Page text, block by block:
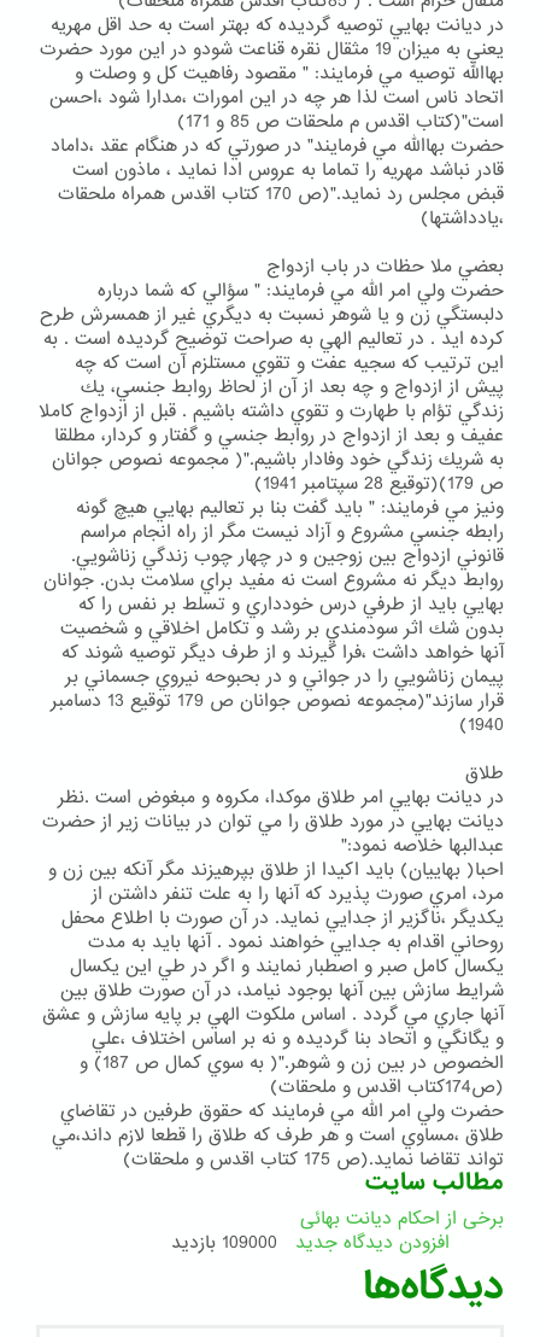
در ديانت بهايي توصيه گرديده كه بهتر است به حد اقل مهريه
يعني به ميزان 19 مثقال نقره قناعت شودو در اين مورد حضرت
بهاالله توصيه مي فرمايند: " مقصود رفاهيت كل و وصلت و
اتحاد ناس است لذا هر چه در اين امورات ،مدارا شود ،احسن
است"(كتاب اقدس م ملحقات ص 85 و 171)
حضرت بهاالله مي فرمايند" در صورتي كه در هنگام عقد ،داماد
قادر نباشد مهريه را تماما به عروس ادا نمايد ، ماذون است
قبض مجلس رد نمايد."(ص 170 كتاب اقدس همراه ملحقات
،يادداشتها)
بعضي ملا حظات در باب ازدواج
حضرت ولي امر الله مي فرمايند: " سؤالي كه شما درباره
دلبستگي زن و يا شوهر نسبت به ديگري غير از همسرش طرح
كرده ايد . در تعاليم الهي به صراحت توضيح گرديده است . به
اين ترتيب كه سجيه عفت و تقوي مستلزم آن است كه چه
پيش از ازدواج و چه بعد از آن از لحاظ روابط جنسي، يك
زندگي تؤام با طهارت و تقوي داشته باشيم . قبل از ازدواج كاملا
عفيف و بعد از ازدواج در روابط جنسي و گفتار و كردار، مطلقا
به شريك زندگي خود وفادار باشيم."( مجموعه نصوص جوانان
ص 179)(توقيع 28 سپتامبر 1941)
ونيز مي فرمايند: " بايد گفت بنا بر تعاليم بهايي هيچ گونه
رابطه جنسي مشروع و آزاد نيست مگر از راه انجام مراسم
قانوني ازدواج بين زوجين و در چهار چوب زندگي زناشويي.
روابط ديگر نه مشروع است نه مفيد براي سلامت بدن. جوانان
بهايي بايد از طرفي درس خودداري و تسلط بر نفس را كه
بدون شك اثر سودمندي بر رشد و تكامل اخلاقي و شخصيت
آنها خواهد داشت ،فرا گيرند و از طرف ديگر توصيه شوند كه
پيمان زناشويي را در جواني و در بحبوحه نيروي جسماني بر
قرار سازند"(مجموعه نصوص جوانان ص 179 توقيع 13 دسامبر
1940)
طلاق
در ديانت بهايي امر طلاق موكدا، مكروه و مبغوض است .نظر
ديانت بهايي در مورد طلاق را مي توان در بيانات زير از حضرت
عبدالبها خلاصه نمود:"
احبا( بهاييان) بايد اكيدا از طلاق بپرهيزند مگر آنكه بين زن و
مرد، امري صورت پذيرد كه آنها را به علت تنفر داشتن از
يكديگر ،ناگزير از جدايي نمايد. در آن صورت با اطلاع محفل
روحاني اقدام به جدايي خواهند نمود . آنها بايد به مدت
يكسال كامل صبر و اصطبار نمايند و اگر در طي اين يكسال
شرايط سازش بين آنها بوجود نيامد، در آن صورت طلاق بين
آنها جاري مي گردد . اساس ملكوت الهي بر پايه سازش و عشق
و يگانگي و اتحاد بنا گرديده و نه بر اساس اختلاف ،علي
الخصوص در بين زن و شوهر."( به سوي كمال ص 187) و
(ص174كتاب اقدس و ملحقات)
حضرت ولي امر الله مي فرمايند كه حقوق طرفين در تقاضاي
طلاق ،مساوي است و هر طرف كه طلاق را قطعا لازم داند،مي
تواند تقاضا نمايد.(ص 175 كتاب اقدس و ملحقات)
مطالب سایت
برخی از احکام دیانت بهائی
افزودن دیدگاه جدید
109000 بازدید
دیدگاه‌ها